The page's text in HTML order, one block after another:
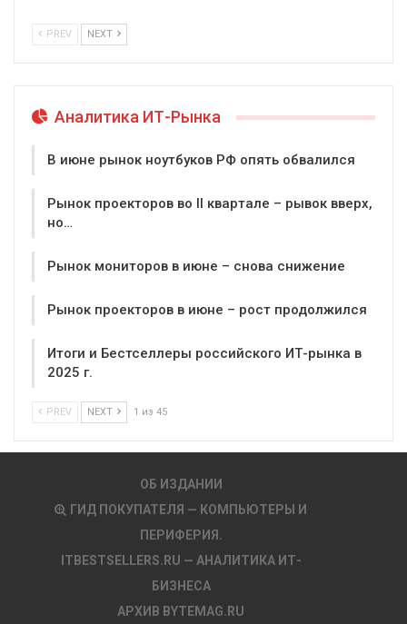
PREV NEXT
Аналитика ИТ-Рынка
В июне рынок ноутбуков РФ опять обвалился
Рынок проекторов во II квартале – рывок вверх,
но…
Рынок мониторов в июне – снова снижение
Рынок проекторов в июне – рост продолжился
Итоги и Бестселлеры российского ИТ-рынка в
2025 г.
PREV NEXT 1 из 45
ОБ ИЗДАНИИ
ГИД ПОКУПАТЕЛЯ — КОМПЬЮТЕРЫ И
ПЕРИФЕРИЯ.
ITBESTSELLERS.RU — АНАЛИТИКА ИТ-
БИЗНЕСА
АРХИВ BYTEMAG.RU